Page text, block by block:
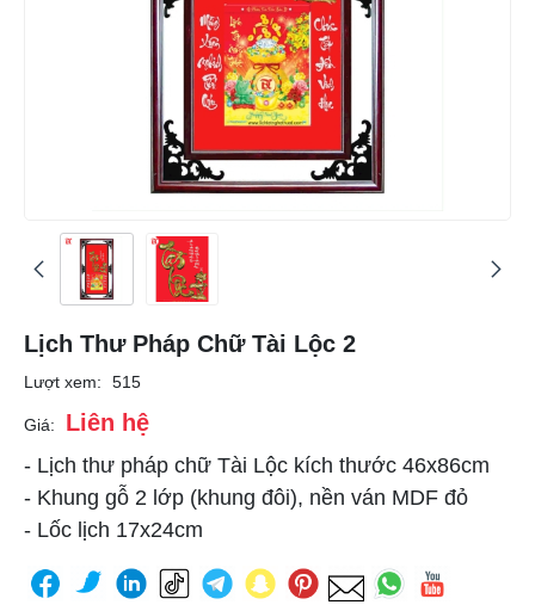
Lịch Thư Pháp Chữ Tài Lộc 2
Lượt xem: 515
Giá: Liên hệ
- Lịch thư pháp chữ Tài Lộc kích thước 46x86cm
- Khung gỗ 2 lớp (khung đôi), nền ván MDF đỏ
- Lốc lịch 17x24cm